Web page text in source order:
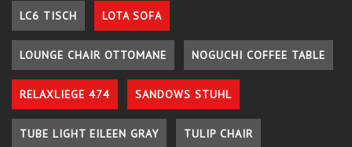
LC6 TISCH LOTA SOFA
LOUNGE CHAIR OTTOMANE NOGUCHI COFFEE TABLE
RELAXLIEGE 474 SANDOWS STUHL
TUBE LIGHT EILEEN GRAY TULIP CHAIR